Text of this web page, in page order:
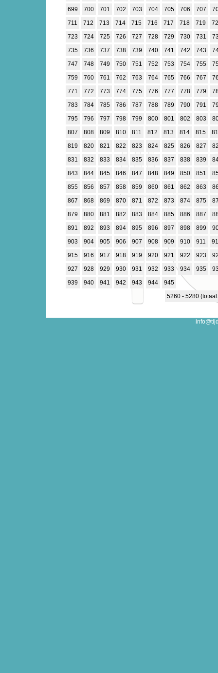
699
700 701 702 703 704 705 706 707
711
712 713 714 715 716 717 718 719
723
724 725 726 727 728 729 730 731
735
736 737 738 739 740 741 742 743
747
748 749 750 751 752 753 754 755
759
760 761 762 763 764 765 766 767
771
772 773 774 775 776 777 778 779
783
784 785 786 787 788 789 790 791
795
796 797 798 799 800 801 802 803
807
808 809 810 811 812 813 814 815
819
820 821 822 823 824 825 826 827
831
832 833 834 835 836 837 838 839
843
844 845 846 847 848 849 850 851
855
856 857 858 859 860 861 862 863
867
868 869 870 871 872 873 874 875
879
880 881 882 883 884 885 886 887
891
892 893 894 895 896 897 898 899
903
904 905 906 907 908 909 910 911
915
916 917 918 919 920 921 922 923
927
928 929 930 931 932 933 934 935
939
940 941 942 943 944
945
5260 - 5280